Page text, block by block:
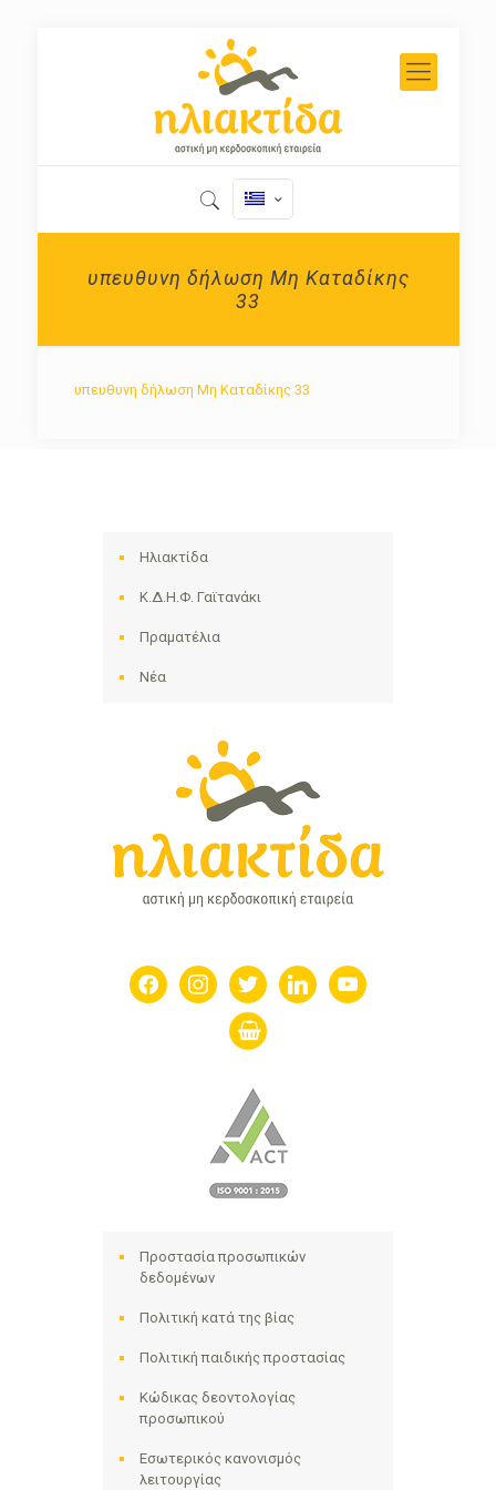
υπευθυνη δήλωση Μη Καταδίκης
33
υπευθυνη δήλωση Μη Καταδίκης 33
Ηλιακτίδα
Κ.Δ.Η.Φ. Γαϊτανάκι
Πραματέλια
Νέα
facebookinstagramtwitter linkedin youtube
shopping-
basket
Προστασία προσωπικών
δεδομένων
Πολιτική κατά της βίας
Πολιτική παιδικής προστασίας
Κώδικας δεοντολογίας
προσωπικού
Εσωτερικός κανονισμός
λειτουργίας